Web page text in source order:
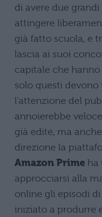
di avere due
attingere
già fatto scuola, e
lascia ai suoi
capitale che
solo questi devono
l'attenzione del
annoierebbe
già edite, ma
direzione la
Amazon Prime ha
approcciarsi alla
online gli episodi
iniziato a produrre